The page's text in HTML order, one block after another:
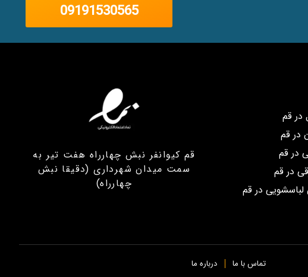
09191530565
در قم
در قم
در قم
در قم
لباسشویی در قم
قم کیوانفر نبش چهارراه هفت تیر به
سمت میدان شهرداری (دقیقا نبش
چهارراه)
تماس با ما درباره ما